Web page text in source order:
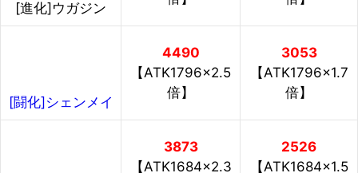
[進化]ウガジン
[闘化]シェンメイ
4490
【ATK1796×2.5
倍】
3053
【ATK1796×1.7
倍】
3873
【ATK1684×2.3
2526
【ATK1684×1.5